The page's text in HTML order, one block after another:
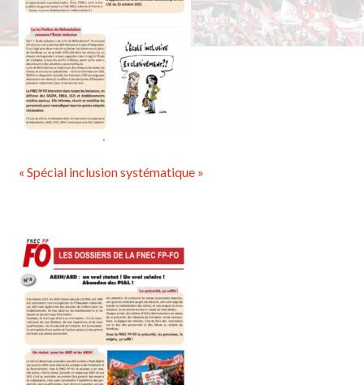
« Spécial inclusion systématique »